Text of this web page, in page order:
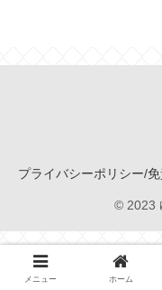
プライバシーポリシー/
© 2023
メニュー ホーム